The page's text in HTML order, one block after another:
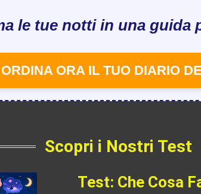
le tue notti in una guida
ORDINA ORA IL TUO DIARIO
Scopri i Nostri Test
Test: Che Cosa